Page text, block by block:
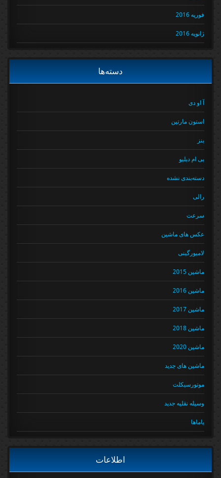
فوریه 2016
ژانویه 2016
دسته‌ها
آ او دی
استون مارتین
بی ام دبلیو
دسته‌بندی نشده
رالی
سرعت
عکس های ماشین
لامبورگینی
ماشین 2015
ماشین 2016
ماشین 2017
ماشین 2018
ماشین 2020
ماشین های جدید
موتورسیکلت
وسیله نقلیه جدید
یاماها
اطلاعات